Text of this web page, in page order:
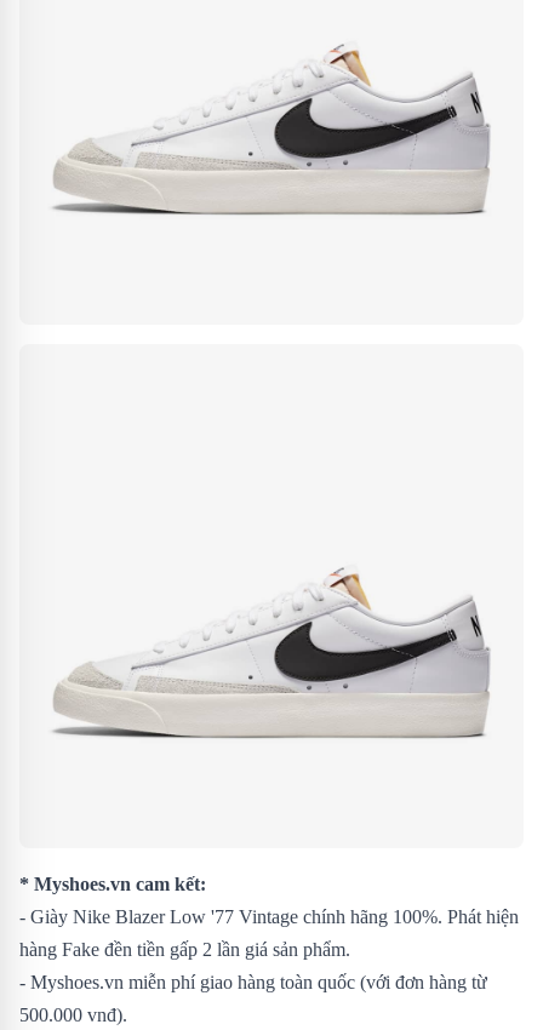
* Myshoes.vn cam kết:
- Giày Nike Blazer Low '77 Vintage chính hãng 100%. Phát hiện
hàng Fake đền tiền gấp 2 lần giá sản phẩm.
- Myshoes.vn miễn phí giao hàng toàn quốc (với đơn hàng từ
500.000 vnđ).